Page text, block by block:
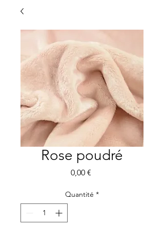
Rose poudré
0,00 €Prix
Quantité *